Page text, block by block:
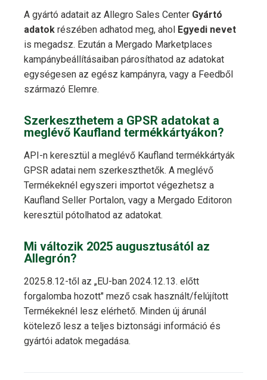
A gyártó adatait az Allegro Sales Center Gyártó
adatok részében adhatod meg, ahol
Egyedi nevet
is megadsz. Ezután a Mergado Marketplaces
kampánybeállításaiban párosíthatod az adatokat
egységesen az egész kampányra, vagy a Feedből
származó Elemre.
Szerkeszthetem a GPSR adatokat a
meglévő Kaufland termékkártyákon?
API-n keresztül a meglévő Kaufland termékkártyák
GPSR adatai nem szerkeszthetők. A meglévő
Termékeknél egyszeri importot végezhetsz a
Kaufland Seller Portalon, vagy a Mergado Editoron
keresztül pótolhatod az adatokat.
Mi változik 2025 augusztusától az
Allegrón?
2025.8.12-től az „EU-ban 2024.12.13. előtt
forgalomba hozott" mező csak használt/felújított
Termékeknél lesz elérhető. Minden új árunál
kötelező lesz a teljes biztonsági információ és
gyártói adatok megadása.